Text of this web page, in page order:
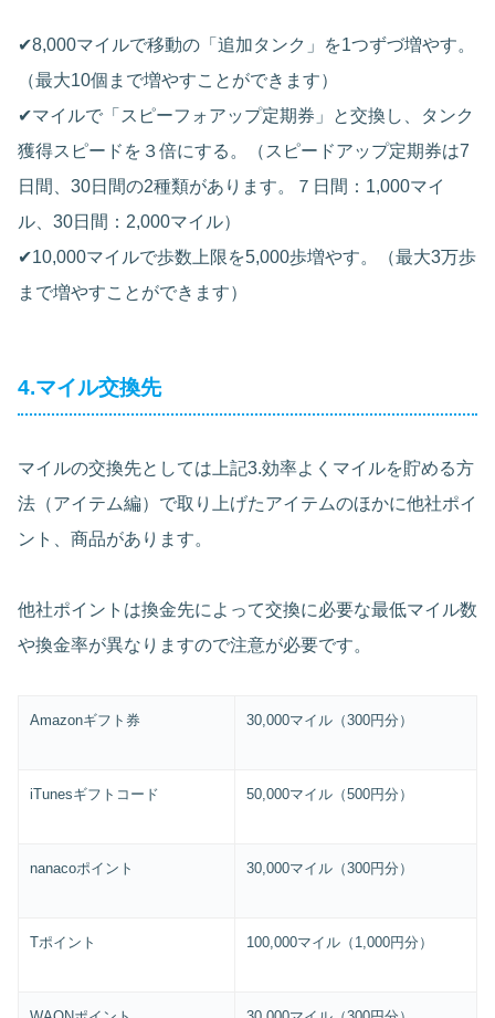
✔︎8,000マイルで移動の「追加タンク」を1つずづ増やす。
（最大10個まで増やすことができます）
✔︎マイルで「スピーフォアップ定期券」と交換し、タンク
獲得スピードを３倍にする。（スピードアップ定期券は7
日間、30日間の2種類があります。７日間：1,000マイ
ル、30日間：2,000マイル）
✔︎10,000マイルで歩数上限を5,000歩増やす。（最大3万歩
まで増やすことができます）
4.マイル交換先
マイルの交換先としては上記3.効率よくマイルを貯める方
法（アイテム編）で取り上げたアイテムのほかに他社ポイ
ント、商品があります。
他社ポイントは換金先によって交換に必要な最低マイル数
や換金率が異なりますので注意が必要です。
Amazonギフト券 30,000マイル（300円分）
iTunesギフトコード 50,000マイル（500円分）
nanacoポイント 30,000マイル（300円分）
Tポイント 100,000マイル（ 1,000円分）